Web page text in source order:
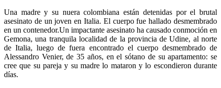
Una madre y su nuera colombiana están detenidas por el brutal
asesinato de un joven en Italia. El cuerpo fue hallado desmembrado
en un contenedor.Un impactante asesinato ha causado conmoción en
Gemona, una tranquila localidad de la provincia de Udine, al norte
de Italia, luego de fuera encontrado el cuerpo desmembrado de
Alessandro Venier, de 35 años, en el sótano de su apartamento: se
cree que su pareja y su madre lo mataron y lo escondieron durante
días.